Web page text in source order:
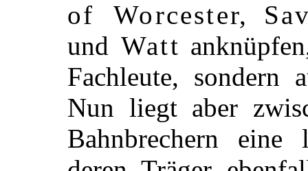
of Worcester,
undWatt
Fachleute, sondern
Nun liegt aber
Bahnbrechern